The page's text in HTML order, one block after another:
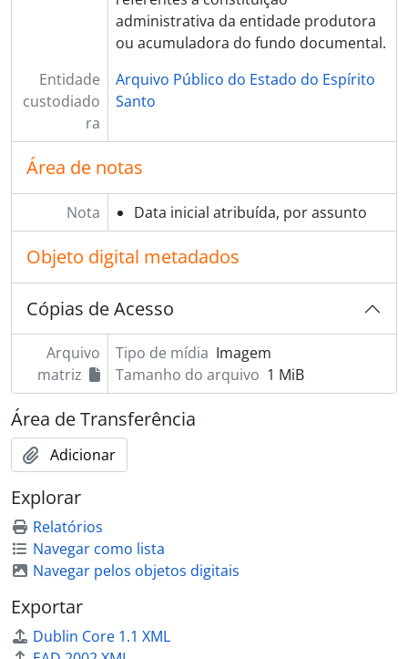
administrativa da entidade produtora
ou acumuladora do fundo documental.
Entidade
custodiado
ra
Arquivo Público do Estado do Espírito
Santo
Área de notas
Nota Data inicial atribuída, por assunto
Objeto digital metadados
Cópias de Acesso
Arquivo
matriz
Tipo de mídia Imagem
Tamanho do arquivo 1 MiB
Área de Transferência
Adicionar
Explorar
Relatórios
Navegar como lista
Navegar pelos objetos digitais
Exportar
Dublin Core 1.1 XML